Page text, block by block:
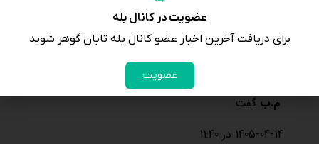
همواره در اوج خواهد بود
م.ب گفت:
1405-04-14 در 11:40
عضویت در کانال بله
برای دریافت آخرین اخبار عضو کانال بله تابان گوهر شوید
عضویت